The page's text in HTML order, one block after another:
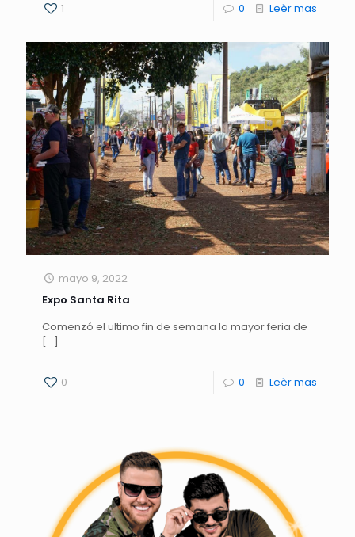
1 0 Leèr mas
mayo 9, 2022
Expo Santa Rita
Comenzó el ultimo fin de semana la mayor feria de
[…]
0 0 Leèr mas